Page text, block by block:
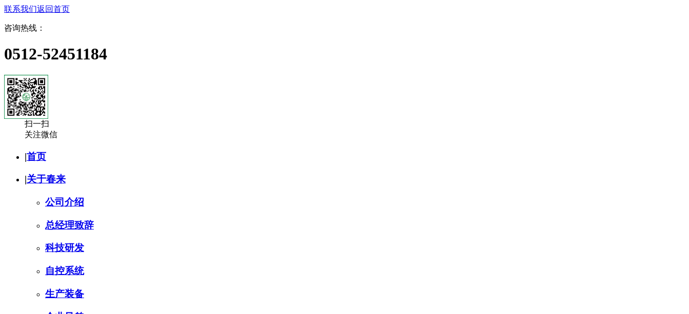
联系我们返回首页
咨询热线：
0512-52451184
扫一扫
关注微信
|首页
|关于春来
公司介绍
总经理致辞
科技研发
自控系统
生产装备